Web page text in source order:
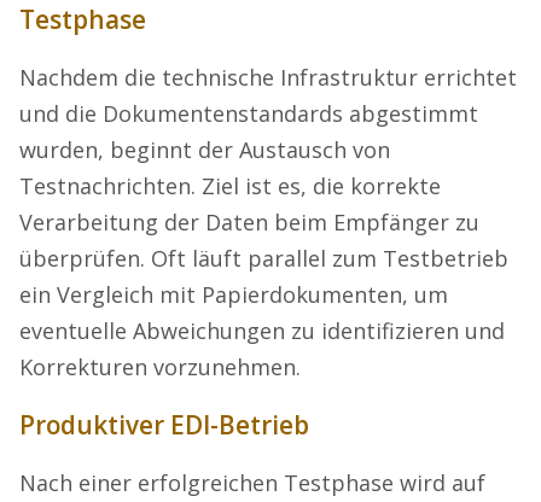
Testphase
Nachdem die technische Infrastruktur errichtet
und die Dokumentenstandards abgestimmt
wurden, beginnt der Austausch von
Testnachrichten. Ziel ist es, die korrekte
Verarbeitung der Daten beim Empfänger zu
überprüfen. Oft läuft parallel zum Testbetrieb
ein Vergleich mit Papierdokumenten, um
eventuelle Abweichungen zu identifizieren und
Korrekturen vorzunehmen.
Produktiver EDI-Betrieb
Nach einer erfolgreichen Testphase wird auf